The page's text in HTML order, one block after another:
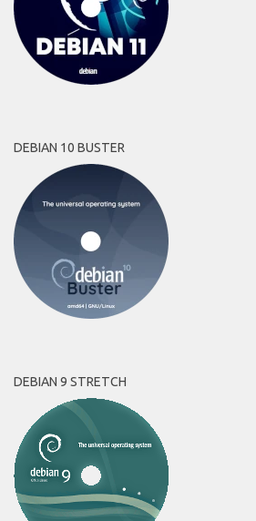
DEBIAN 10 BUSTER
DEBIAN 9 STRETCH